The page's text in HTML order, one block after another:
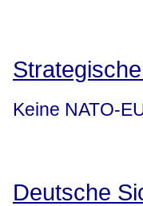
Keine NATO-
Deutsche